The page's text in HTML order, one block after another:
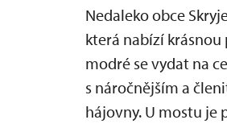
Nedaleko obce
která nabízí
modré se vydat na
s náročnějším a
hájovny. U mostu je